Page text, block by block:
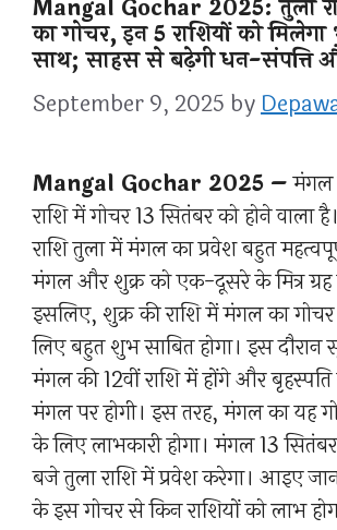
Mangal Gochar 2025: तुला
का गोचर, इन 5 राशियों को मिलेगा
साथ; साहस से बढ़ेगी धन-संपत्ति
September 9, 2025 by
Mangal Gochar 2025 –मंगल
राशि में गोचर 13 सितंबर को होने वाला
राशि तुला में मंगल का प्रवेश बहुत
मंगल और शुक्र को एक-दूसरे के मित्र ग्रह
इसलिए, शुक्र की राशि में मंगल का
लिए बहुत शुभ साबित होगा। इस
मंगल की 12वीं राशि में होंगे और बृहस्पति
मंगल पर होगी। इस तरह, मंगल का यह
के लिए लाभकारी होगा। मंगल 13
बजे तुला राशि में प्रवेश करेगा। आइए
के इस गोचर से किन राशियों को लाभ